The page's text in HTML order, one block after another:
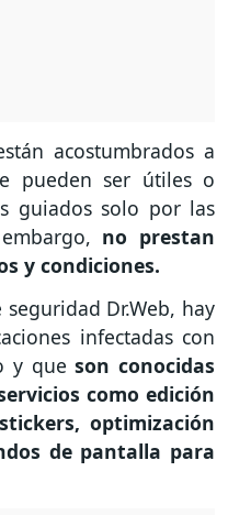
acostumbrados a
pueden ser útiles o
guiados solo por las
no prestan
y condiciones.
Dr.Web, hay
infectadas con
y queson conocidas
como edición
optimización
de pantalla para